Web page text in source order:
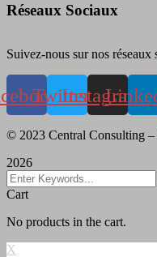
Réseaux Sociaux
Suivez-nous sur nos réseaux
TwitterInstagram
© 2023 Central Consulting
2026
Cart
No products in the cart.
X